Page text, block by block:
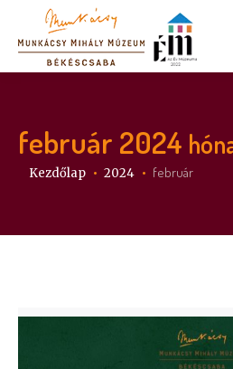
február 2024
Itt vagy:
Kezdőlap 2024 február